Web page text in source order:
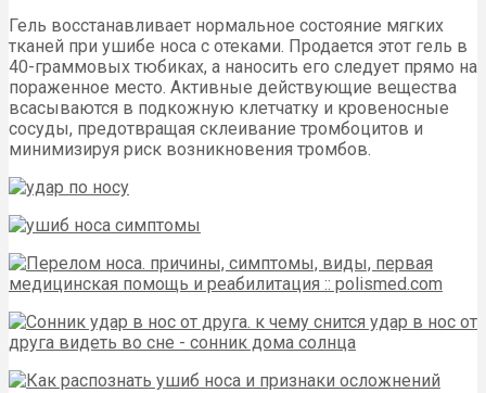
Гель восстанавливает нормальное состояние мягких
тканей при ушибе носа с отеками. Продается этот гель в
40-граммовых тюбиках, а наносить его следует прямо на
пораженное место. Активные действующие вещества
всасываются в подкожную клетчатку и кровеносные
сосуды, предотвращая склеивание тромбоцитов и
минимизируя риск возникновения тромбов.